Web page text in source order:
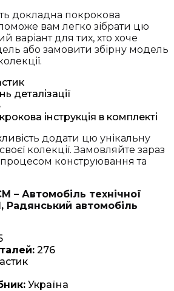
докладна покрокова
вам легко зібрати цю
варіант для тих, хто хоче
або замовити збірну модель
деталізації
інструкція в комплекті
додати цю унікальну
колекції. Замовляйте зараз
конструювання та
– Автомобіль технічної
Радянський автомобіль
276
Україна